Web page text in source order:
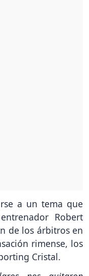
a un tema que
Robert
de los árbitros en
rimense, los
Cristal.